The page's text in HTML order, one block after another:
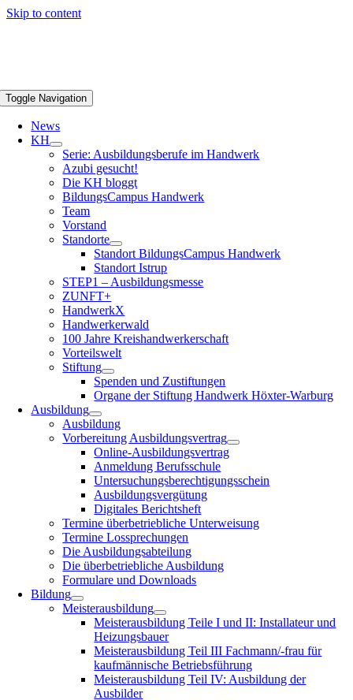
Skip to content
Toggle Navigation
News
KH
Serie: Ausbildungsberufe im Handwerk
Azubi gesucht!
Die KH bloggt
BildungsCampus Handwerk
Team
Vorstand
Standorte
Standort BildungsCampus Handwerk
Standort Istrup
STEP1 – Ausbildungsmesse
ZUNFT+
HandwerkX
Handwerkerwald
100 Jahre Kreishandwerkerschaft
Vorteilswelt
Stiftung
Spenden und Zustiftungen
Organe der Stiftung Handwerk Höxter-Warburg
Ausbildung
Ausbildung
Vorbereitung Ausbildungsvertrag
Online-Ausbildungsvertrag
Anmeldung Berufsschule
Untersuchungsberechtigungsschein
Ausbildungsvergütung
Digitales Berichtsheft
Termine überbetriebliche Unterweisung
Termine Lossprechungen
Die Ausbildungsabteilung
Die überbetriebliche Ausbildung
Formulare und Downloads
Bildung
Meisterausbildung
Meisterausbildung Teile I und II: Installateur und
Heizungsbauer
Meisterausbildung Teil III Fachmann/-frau für
kaufmännische Betriebsführung
Meisterausbildung Teil IV: Ausbildung der
Ausbilder